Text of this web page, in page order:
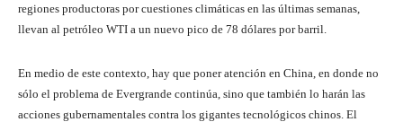
regiones productoras por cuestiones climáticas en las últimas semanas,
llevan al petróleo WTI a un nuevo pico de 78 dólares por barril.
En medio de este contexto, hay que poner atención en China, en donde no
sólo el problema de Evergrande continúa, sino que también lo harán las
acciones gubernamentales contra los gigantes tecnológicos chinos. El